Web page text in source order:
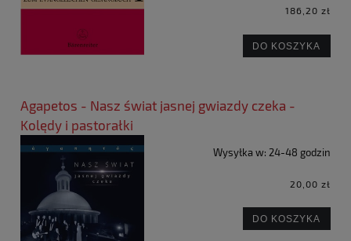
186,20 zł
DO KOSZYKA
Agapetos - Nasz świat jasnej gwiazdy czeka -
Kolędy i pastorałki
Wysyłka w: 24-48 godzin
20,00 zł
DO KOSZYKA